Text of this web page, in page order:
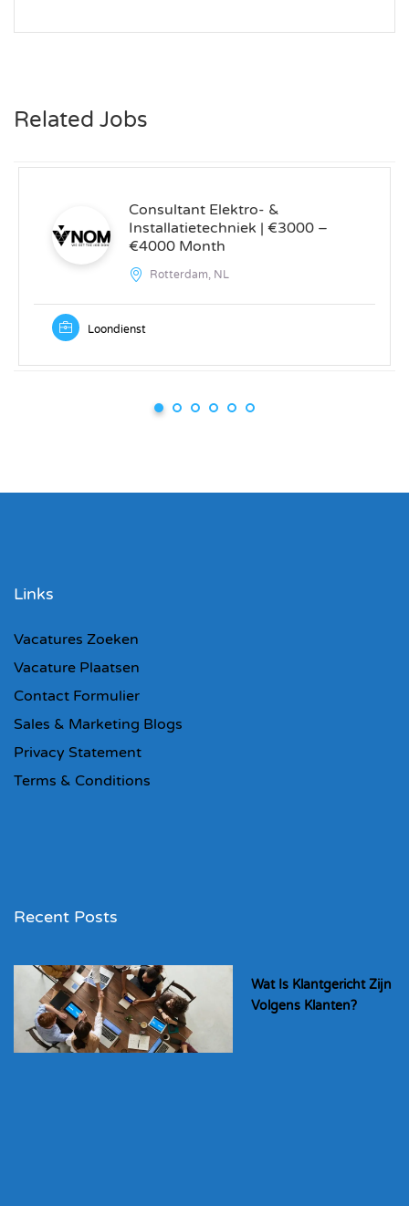
Related Jobs
Consultant Elektro- &
Installatietechniek | €3000 –
€4000 Month
Rotterdam, NL
Loondienst
Links
Vacatures Zoeken
Vacature Plaatsen
Contact Formulier
Sales & Marketing Blogs
Privacy Statement
Terms & Conditions
Recent Posts
Wat Is Klantgericht Zijn
Volgens Klanten?